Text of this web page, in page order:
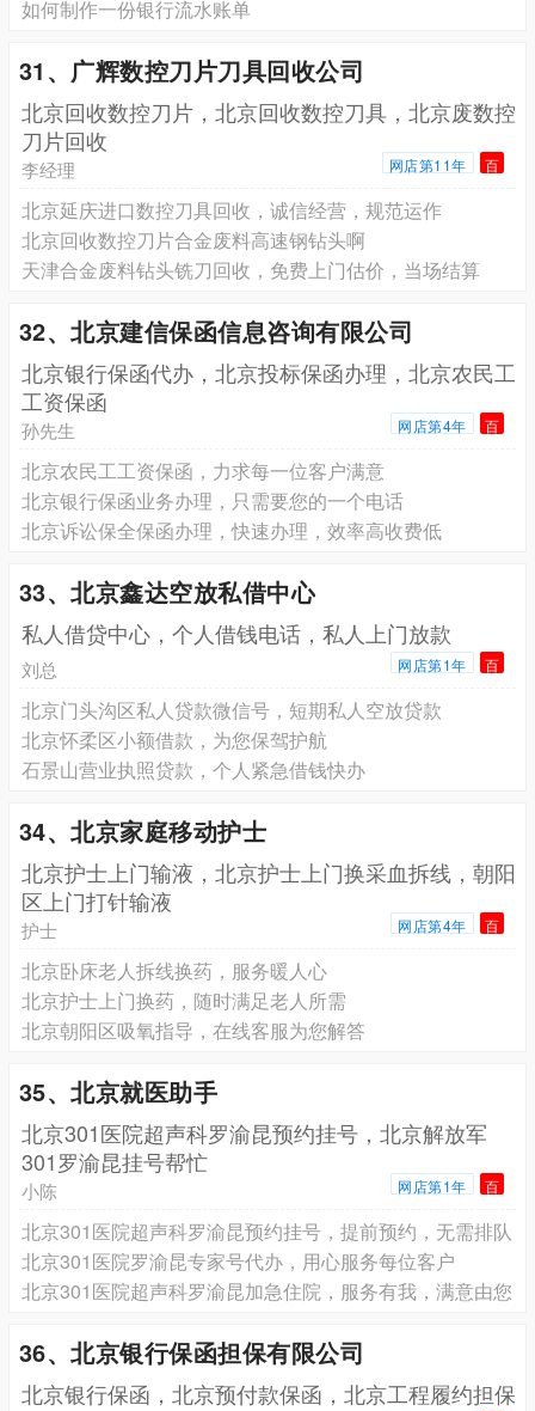
如何制作一份银行流水账单
31、广辉数控刀片刀具回收公司
北京回收数控刀片，北京回收数控刀具，北京废数控
刀片回收
李经理 网店第11年 百
北京延庆进口数控刀具回收，诚信经营，规范运作
北京回收数控刀片合金废料高速钢钻头啊
天津合金废料钻头铣刀回收，免费上门估价，当场结算
32、北京建信保函信息咨询有限公司
北京银行保函代办，北京投标保函办理，北京农民工
工资保函
孙先生 网店第4年 百
北京农民工工资保函，力求每一位客户满意
北京银行保函业务办理，只需要您的一个电话
北京诉讼保全保函办理，快速办理，效率高收费低
33、北京鑫达空放私借中心
私人借贷中心，个人借钱电话，私人上门放款
刘总 网店第1年 百
北京门头沟区私人贷款微信号，短期私人空放贷款
北京怀柔区小额借款，为您保驾护航
石景山营业执照贷款，个人紧急借钱快办
34、北京家庭移动护士
北京护士上门输液，北京护士上门换采血拆线，朝阳
区上门打针输液
护士 网店第4年 百
北京卧床老人拆线换药，服务暖人心
北京护士上门换药，随时满足老人所需
北京朝阳区吸氧指导，在线客服为您解答
35、北京就医助手
北京301医院超声科罗渝昆预约挂号，北京解放军
301罗渝昆挂号帮忙
小陈 网店第1年 百
北京301医院超声科罗渝昆预约挂号，提前预约，无需排队
北京301医院罗渝昆专家号代办，用心服务每位客户
北京301医院超声科罗渝昆加急住院，服务有我，满意由您
36、北京银行保函担保有限公司
北京银行保函，北京预付款保函，北京工程履约担保